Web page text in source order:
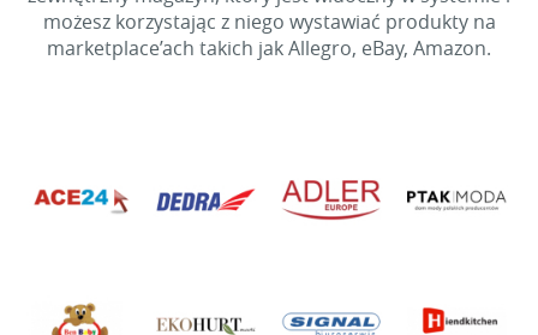
możesz korzystając z niego wystawiać produkty na
marketplace’ach takich jak Allegro, eBay, Amazon.